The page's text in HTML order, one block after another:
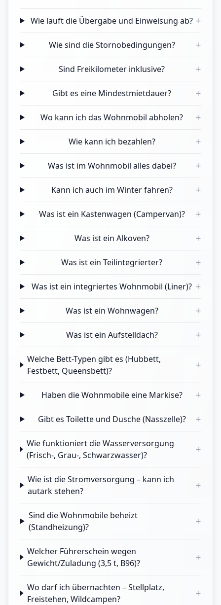
Wie läuft die Übergabe und Einweisung ab? +
Wie sind die Stornobedingungen? +
Sind Freikilometer inklusive? +
Gibt es eine Mindestmietdauer? +
Wo kann ich das Wohnmobil abholen? +
Wie kann ich bezahlen? +
Was ist im Wohnmobil alles dabei? +
Kann ich auch im Winter fahren? +
Was ist ein Kastenwagen (Campervan)? +
Was ist ein Alkoven? +
Was ist ein Teilintegrierter? +
Was ist ein integriertes Wohnmobil (Liner)? +
Was ist ein Wohnwagen? +
Was ist ein Aufstelldach? +
Welche Bett-Typen gibt es (Hubbett,
Festbett, Queensbett)?
+
Haben die Wohnmobile eine Markise? +
Gibt es Toilette und Dusche (Nasszelle)? +
Wie funktioniert die Wasserversorgung
(Frisch-, Grau-, Schwarzwasser)?
+
Wie ist die Stromversorgung – kann ich
autark stehen?
+
Sind die Wohnmobile beheizt
(Standheizung)?
+
Welcher Führerschein wegen
Gewicht/Zuladung (3,5 t, B96)?
+
Wo darf ich übernachten – Stellplatz,
Freistehen, Wildcampen?
+